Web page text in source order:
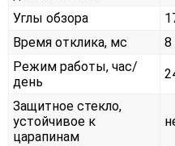
Углы обзора
Время отклика, мс
8
Режим работы, час/
день
Защитное стекло,
устойчивое к
царапинам